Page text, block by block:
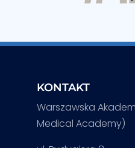
KONTAKT
Warszawska
Medical Academy)